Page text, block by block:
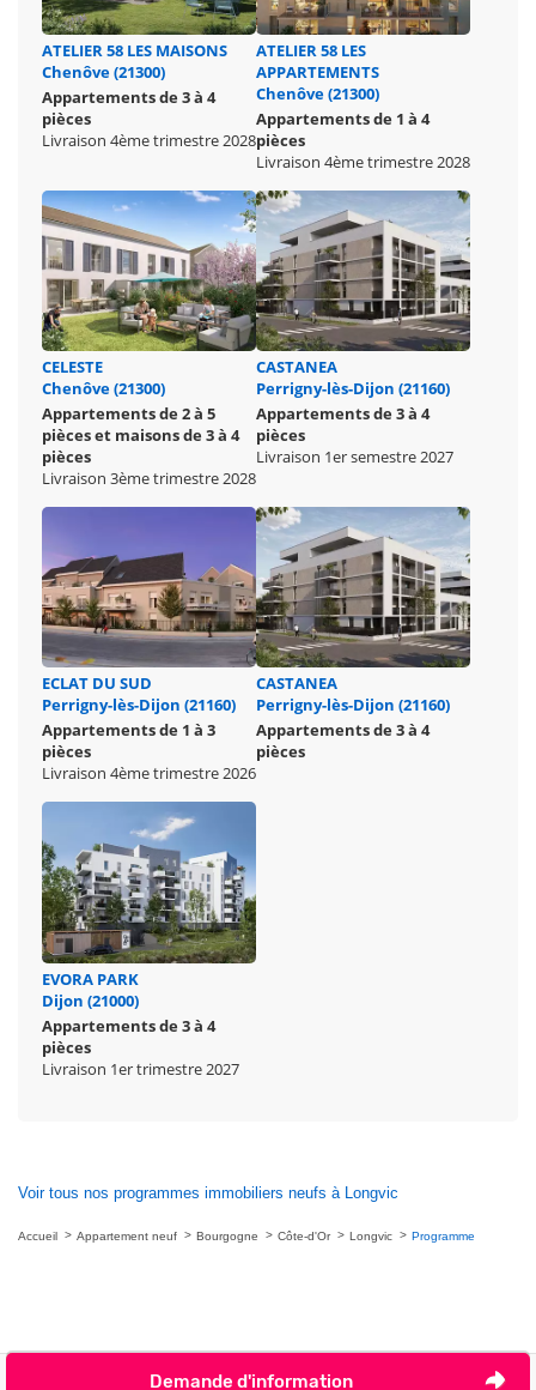
ATELIER 58 LES MAISONS
Chenôve (21300)
Appartements de 3 à 4
pièces
Livraison 4ème trimestre 2028
ATELIER 58 LES
APPARTEMENTS
Chenôve (21300)
Appartements de 1 à 4
pièces
Livraison 4ème trimestre 2028
CELESTE
Chenôve (21300)
Appartements de 2 à 5
pièces et maisons de 3 à 4
pièces
Livraison 3ème trimestre 2028
CASTANEA
Perrigny-lès-Dijon (21160)
Appartements de 3 à 4
pièces
Livraison 1er semestre 2027
ECLAT DU SUD
Perrigny-lès-Dijon (21160)
Appartements de 1 à 3
pièces
Livraison 4ème trimestre 2026
CASTANEA
Perrigny-lès-Dijon (21160)
Appartements de 3 à 4
pièces
EVORA PARK
Dijon (21000)
Appartements de 3 à 4
pièces
Livraison 1er trimestre 2027
Voir tous nos programmes immobiliers neufs à Longvic
Accueil Appartement neuf Bourgogne Côte-d'Or Longvic Programme
Demande d'information
Nous contacter Je ne veux plus être contacté par téléphone